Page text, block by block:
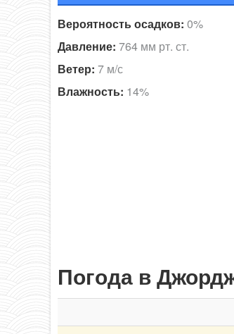
Вероятность осадков: 0%
Давление: 764 мм рт. ст.
Ветер: 7 м/с
Влажность: 14%
Погода в